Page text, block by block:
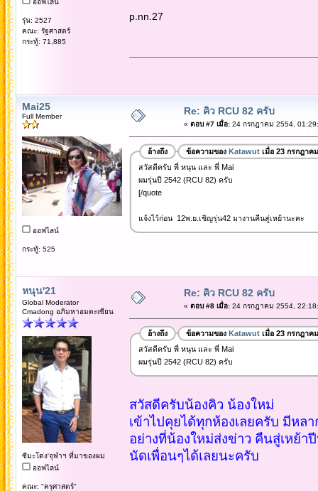
รุ่น: 2527
คณะ: รัฐศาสตร์
กระทู้: 71,885
p.nn.27
Mai25
Full Member
ออฟไลน์
กระทู้: 525
Re: คิว RCU 82 ครับ
« ตอบ #7 เมื่อ:24 กรกฎาคม 2554,
อ้างถึง ข้อความของ Katawutเมื่อ 23 กรกฎาค
สวัสดีครับ พี่ หนุน และ พี่ Mai
ผมรุ่นปี 2542 (RCU 82) ครับ
[/quote
แจ้งไว้ก่อน 12พ.ย.เชิญรุ่น42 มางานคืนสู่เหย้านะคะ
หนุน'21
Global Moderator
Cmadong อภิมหาอมตะเซียน
ซีมะโด่ง'จุฬาฯ ที่มาของผม
ออฟไลน์
คณะ: "ครุศาสตร์"
Re: คิว RCU 82 ครับ
« ตอบ #8 เมื่อ:24 กรกฎาคม 2554,
อ้างถึง ข้อความของ Katawutเมื่อ 23 กรกฎาค
สวัสดีครับ พี่ หนุน และ พี่ Mai
ผมรุ่นปี 2542 (RCU 82) ครับ
สวัสดีครับน้องคิว น้องใหม่
เข้าไปคุยได้ทุกห้องเลยครับ มีหล
อย่างที่น้องใหม่ส่งข่าว คืนสู่เหย้า
นัดเพื่อนๆได้เลยนะครับ